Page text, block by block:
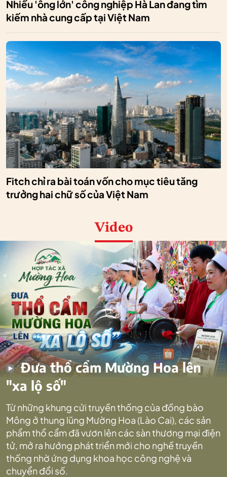
Nhiều 'ông lớn' công nghiệp Hà Lan đang tìm
kiếm nhà cung cấp tại Việt Nam
Fitch chỉ ra bài toán vốn cho mục tiêu tăng
trưởng hai chữ số của Việt Nam
Video
Đưa thổ cẩm Mường Hoa lên
"xa lộ số"
Từ những khung cửi truyền thống của đồng bào
Mông ở thung lũng Mường Hoa (Lào Cai), các sản
phẩm thổ cẩm đã vươn lên các sàn thương mại điện
tử, mở ra hướng phát triển mới cho nghề truyền
thống nhờ ứng dụng khoa học công nghệ và
chuyển đổi số.